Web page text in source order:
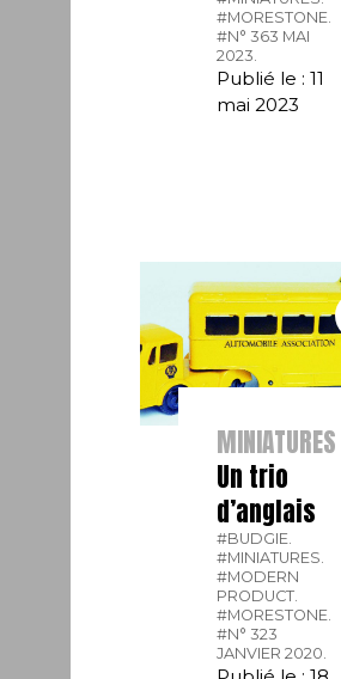
#MORESTONE.
#N° 363 MAI
2023.
Publié le : 11
mai 2023
MINIATURES
Un trio
d’anglais
#BUDGIE.
#MINIATURES.
#MODERN
PRODUCT.
#MORESTONE.
#N° 323
JANVIER 2020.